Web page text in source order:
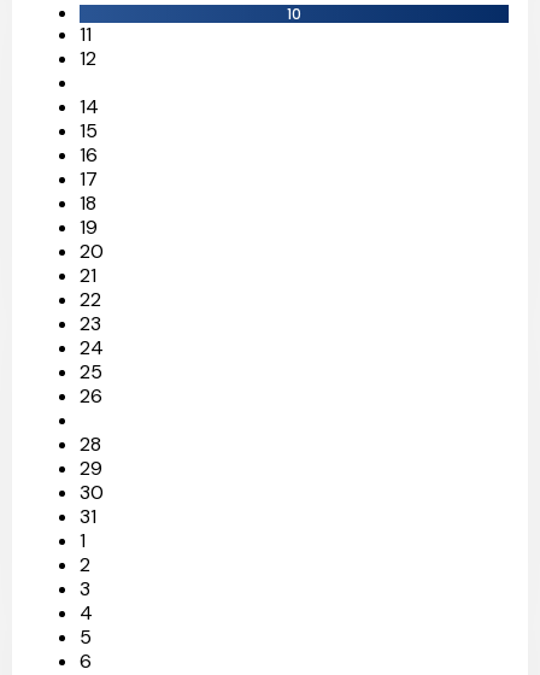
10
11
12
14
15
16
17
18
19
20
21
22
23
24
25
26
28
29
30
31
1
2
3
4
5
6